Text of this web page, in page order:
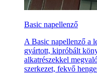
Basic napellenző
A Basic napellenző a
gyártott, kipróbált
alkatrészekkel
szerkezet, fekvő